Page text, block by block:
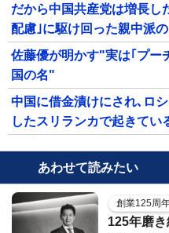
だから中国共産党は増長
配慮｣に駆け回った親中派
佐藤優が明かす"実は｢プー
国の名"
中国に借金漬けにされ､ロ
したスリランカで起きてい
あわせて読みたい
創業125周
125年磨